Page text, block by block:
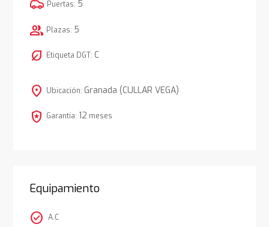
Puertas: 5
group Plazas: 5
nest_eco_leaf Etiqueta DGT: C
location_on Ubicación: Granada (CULLAR VEGA)
local_police Garantía: 12 meses
Equipamiento
check_circle A.C